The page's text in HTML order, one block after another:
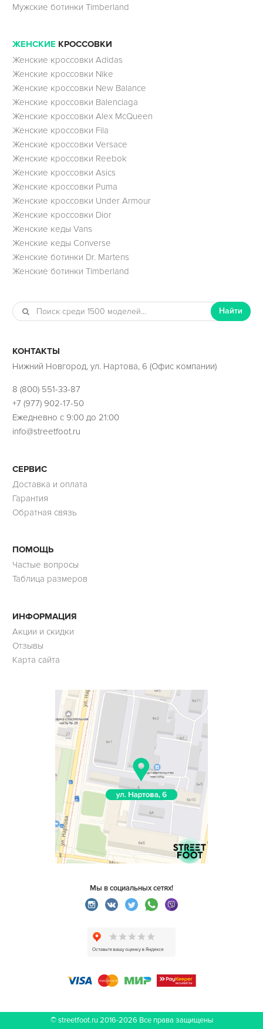
Мужские ботинки Timberland
ЖЕНСКИЕ КРОССОВКИ
Женские кроссовки Adidas
Женские кроссовки Nike
Женские кроссовки New Balance
Женские кроссовки Balenciaga
Женские кроссовки Alex McQueen
Женские кроссовки Fila
Женские кроссовки Versace
Женские кроссовки Reebok
Женские кроссовки Asics
Женские кроссовки Puma
Женские кроссовки Under Armour
Женские кроссовки Dior
Женские кеды Vans
Женские кеды Converse
Женские ботинки Dr. Martens
Женские ботинки Timberland
Найти
КОНТАКТЫ
Нижний Новгород, ул. Нартова, 6 (Офис компании)
8 (800) 551-33-87
+7 (977) 902-17-50
Ежедневно с 9:00 до 21:00
info@streetfoot.ru
СЕРВИС
Доставка и оплата
Гарантия
Обратная связь
ПОМОЩЬ
Частые вопросы
Таблица размеров
ИНФОРМАЦИЯ
Акции и скидки
Отзывы
Карта сайта
Мы в социальных сетях!
© streetfoot.ru 2016-2026 Все права защищены